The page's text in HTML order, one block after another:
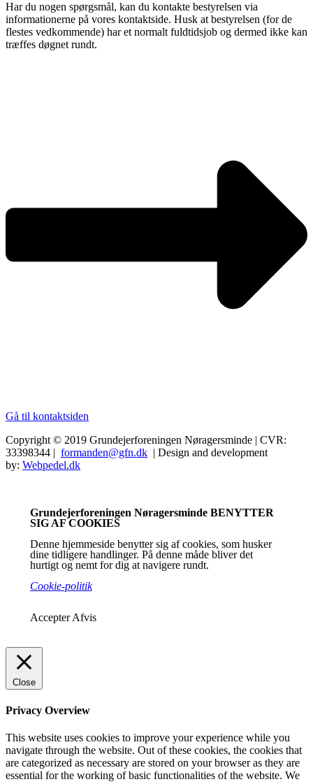
Har du nogen spørgsmål, kan du kontakte bestyrelsen via
informationerne på vores kontaktside. Husk at bestyrelsen (for de
flestes vedkommende) har et normalt fuldtidsjob og dermed ikke kan
træffes døgnet rundt.
Gå til kontaktsiden
Copyright © 2019 Grundejerforeningen Nøragersminde | CVR:
33398344 | formanden@gfn.dk | Design and development
by: Webpedel.dk
Grundejerforeningen Nøragersminde BENYTTER
SIG AF COOKIES
Denne hjemmeside benytter sig af cookies, som husker
dine tidligere handlinger. På denne måde bliver det
hurtigt og nemt for dig at navigere rundt.
Cookie-politik
Accepter Afvis
Close
Privacy Overview
This website uses cookies to improve your experience while you
navigate through the website. Out of these cookies, the cookies that
are categorized as necessary are stored on your browser as they are
essential for the working of basic functionalities of the website. We